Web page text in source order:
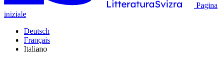
Pagina
iniziale
Deutsch
Français
Italiano